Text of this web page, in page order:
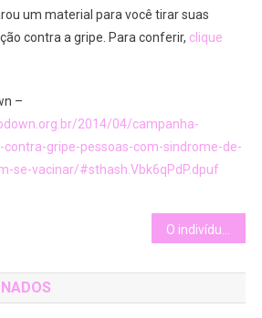
um material para você tirar suas
contra a gripe. Para conferir, clique
–
2014/04/campanha-
contra-gripe-pessoas-com-sindrome-de-
se-vacinar/#sthash.Vbk6qPdP.dpuf